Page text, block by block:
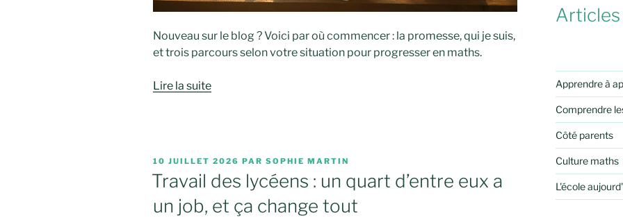
Nouveau sur le blog ? Voici par où commencer : la promesse, qui je suis,
et trois parcours selon votre situation pour progresser en maths.
Lire la suite
PUBLIÉ
LE
10 JUILLET 2026 PAR SOPHIE MARTIN
Travail des lycéens : un quart d’entre eux a
un job, et ça change tout
Apprendre à
Comprendre
Côté parents
Culture maths
L'école